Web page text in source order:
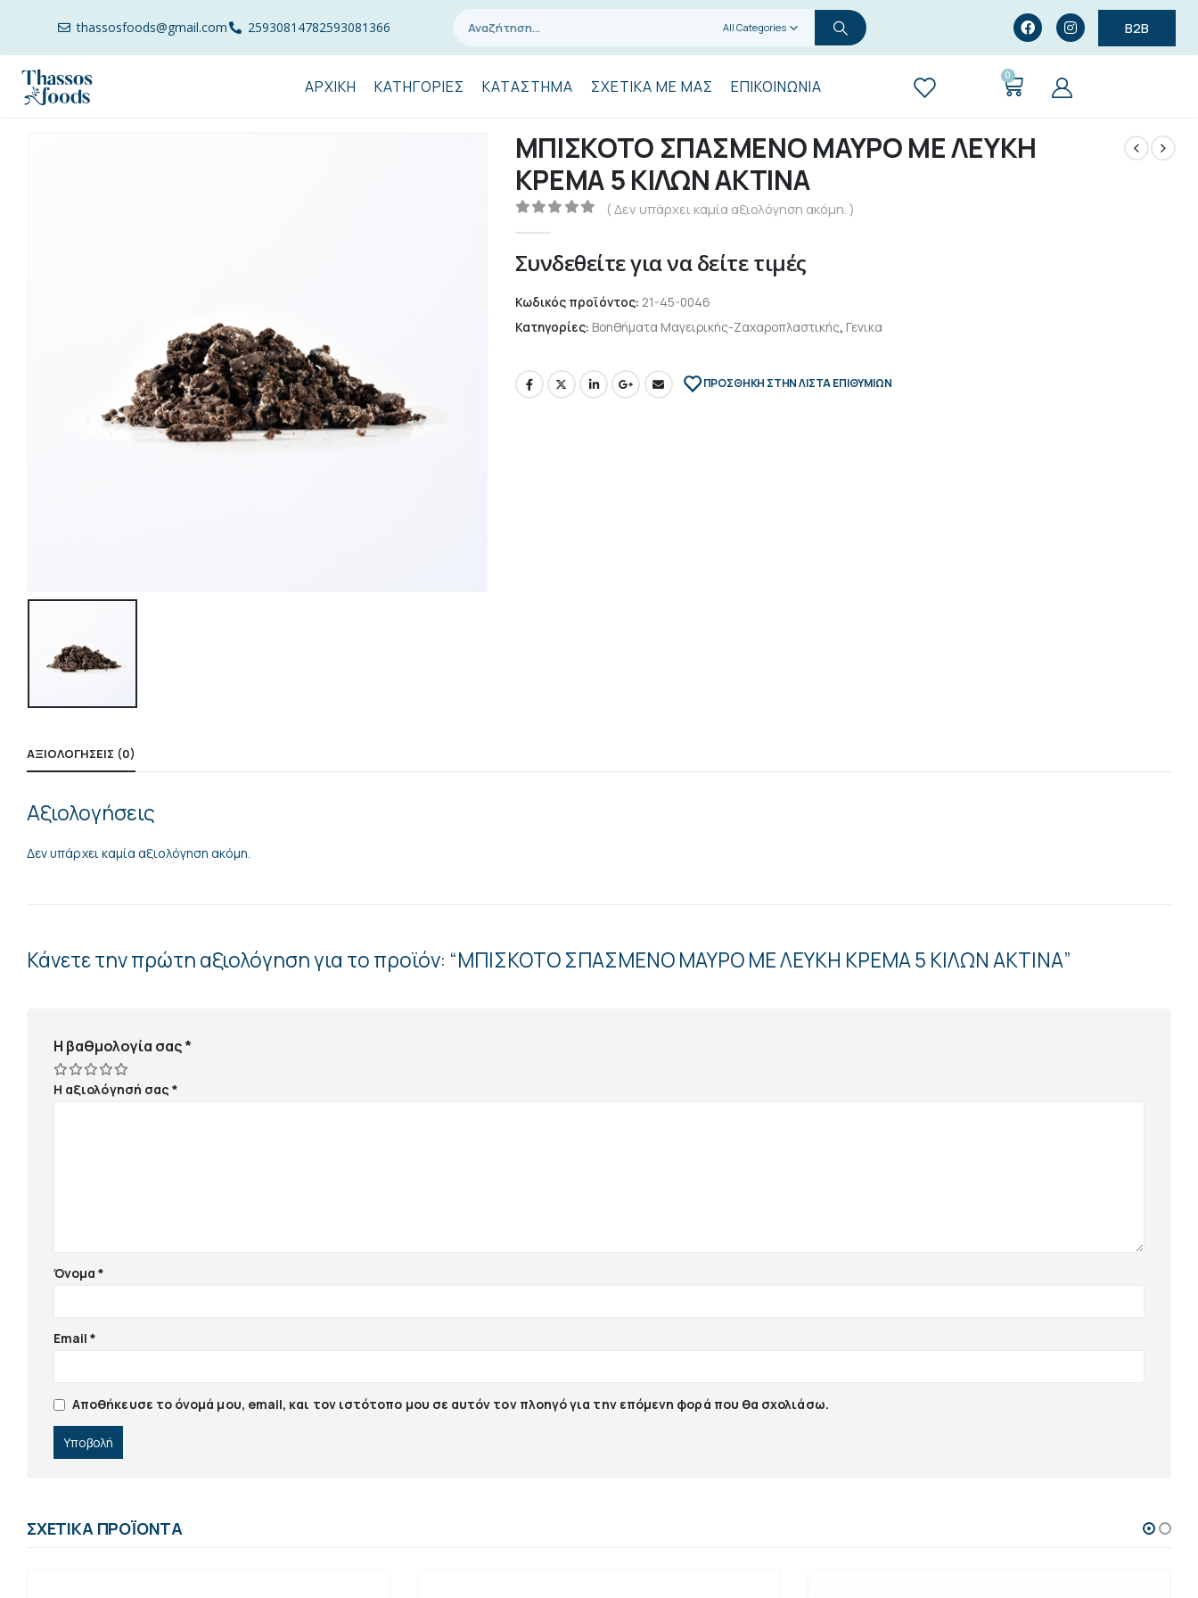
thassosfoods@gmail.com 25930814782593081366 All Categories B2B
ΑΡΧΙΚΉ ΚΑΤΗΓΟΡΊΕΣ ΚΑΤΆΣΤΗΜΑ ΣΧΕΤΙΚΆ ΜΕ ΜΑΣ ΕΠΙΚΟΙΝΩΝΊΑ
0
ΜΠΙΣΚΟΤΟ ΣΠΑΣΜΕΝΟ ΜΑΥΡΟ ΜΕ ΛΕΥΚΗ
ΚΡΕΜΑ 5 ΚΙΛΩΝ ΑΚΤΙΝΑ
( Δεν υπάρχει καμία αξιολόγηση ακόμη. )
Συνδεθείτε για να δείτε τιμές
Κωδικός προϊόντος: 21-45-0046
Κατηγορίες: Βοηθήματα Μαγειρικής-Ζαχαροπλαστικής, Γενικα
ΠΡΌΣΘΉΚΗ ΣΤΗΝ ΛΊΣΤΑ ΕΠΙΘΥΜΙΏΝ
ΑΞΙΟΛΟΓΉΣΕΙΣ (0)
Αξιολογήσεις
Δεν υπάρχει καμία αξιολόγηση ακόμη.
Κάνετε την πρώτη αξιολόγηση για το προϊόν: “ΜΠΙΣΚΟΤΟ ΣΠΑΣΜΕΝΟ ΜΑΥΡΟ ΜΕ ΛΕΥΚΗ ΚΡΕΜΑ 5 ΚΙΛΩΝ ΑΚΤΙΝΑ”
Η βαθμολογία σας*
Η αξιολόγησή σας*
Όνομα*
Email*
Αποθήκευσε το όνομά μου, email, και τον ιστότοπο μου σε αυτόν τον πλοηγό για την επόμενη φορά που θα σχολιάσω.
ΣΧΕΤΙΚΆ ΠΡΟΪΌΝΤΑ